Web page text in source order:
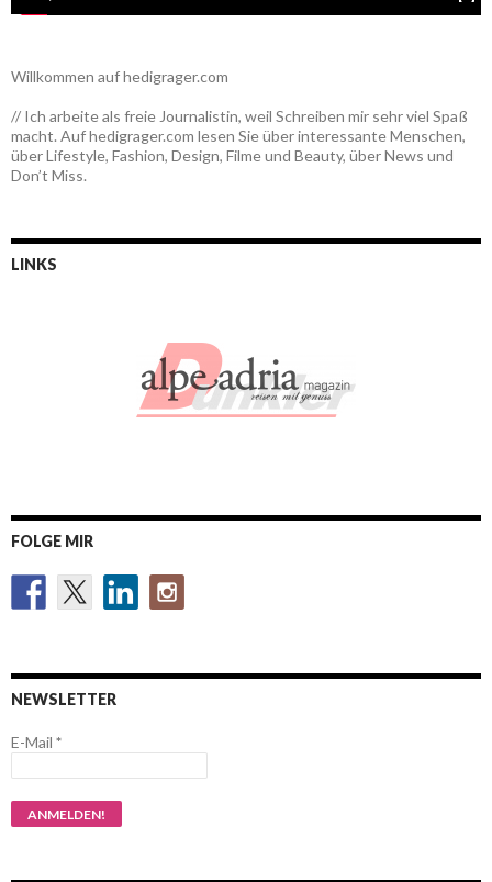
Willkommen auf hedigrager.com
// Ich arbeite als freie Journalistin, weil Schreiben mir sehr viel Spaß
macht. Auf hedigrager.com lesen Sie über interessante Menschen,
über Lifestyle, Fashion, Design, Filme und Beauty, über News und
Don’t Miss.
LINKS
FOLGE MIR
NEWSLETTER
E-Mail *